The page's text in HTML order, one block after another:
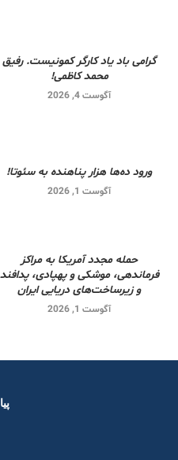
گرامی باد یاد کارگر کمونیست. رفیق
محمد کاظمی!
آگوست 4, 2026
ورود ده‌ها هزار پناهنده به سئوتا!
آگوست 1, 2026
حمله مجدد آمریکا به مراکز
فرماندهی، موشکی و پهپادی، پدافند
و زیرساخت‌های دریایی ایران
آگوست 1, 2026